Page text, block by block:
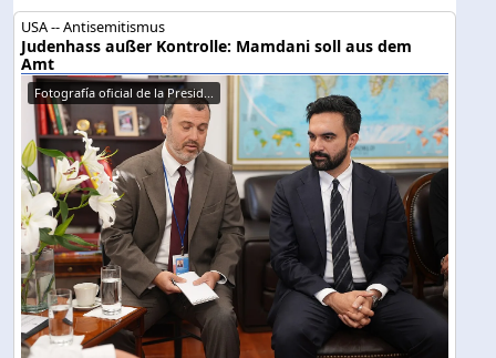
USA -- Antisemitismus
Judenhass außer Kontrolle: Mamdani soll aus dem
Amt
Fotografía oficial de la Presid...